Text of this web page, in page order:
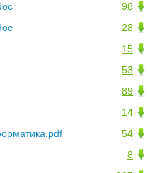
98
28
15
53
89
14
54
8